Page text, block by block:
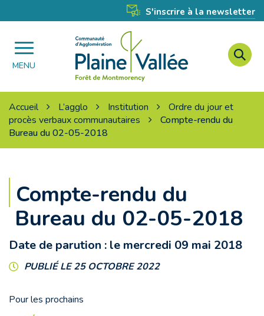
S'inscrire à la newsletter
MENU
Agglomération
Plaine
Vallée
Accueil L’agglo Institution
Ordre du jour et
procès verbaux communautaires
Compte-rendu du
Bureau du 02-05-2018
Compte-rendu du
Bureau du 02-05-2018
Date de parution : le mercredi 09 mai 2018
PUBLIÉ LE 25 OCTOBRE 2022
Pour les prochains